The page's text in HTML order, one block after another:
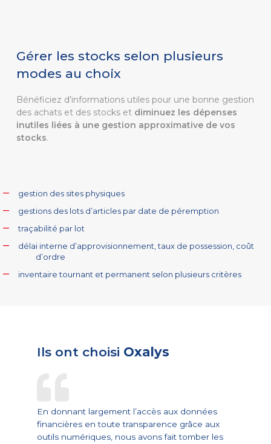
Gérer les stocks selon plusieurs
modes au choix
Bénéficiez d’informations utiles pour une bonne gestion
des achats et des stocks et diminuez les dépenses
inutiles liées à une gestion approximative de vos
stocks.
gestion des sites physiques
gestions des lots d’articles par date de péremption
traçabilité par lot
délai interne d’approvisionnement, taux de possession, coût
d’ordre
inventaire tournant et permanent selon plusieurs critères
Ils ont choisi Oxalys
En donnant largement l’accès aux données
financières en toute transparence grâce aux
outils numériques, nous avons fait tomber les